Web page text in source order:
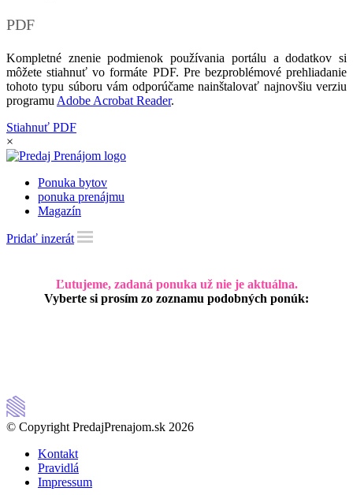
PDF
Kompletné znenie podmienok používania portálu a dodatkov si
môžete stiahnuť vo formáte PDF. Pre bezproblémové prehliadanie
tohoto typu súboru vám odporúčame nainštalovať najnovšiu verziu
programu Adobe Acrobat Reader.
Stiahnuť PDF
×
Ponuka bytov
ponuka prenájmu
Magazín
Pridať inzerát
Ľutujeme, zadaná ponuka už nie je aktuálna.
Vyberte si prosím zo zoznamu podobných ponúk:
© Copyright PredajPrenajom.sk 2026
Kontakt
Pravidlá
Impressum